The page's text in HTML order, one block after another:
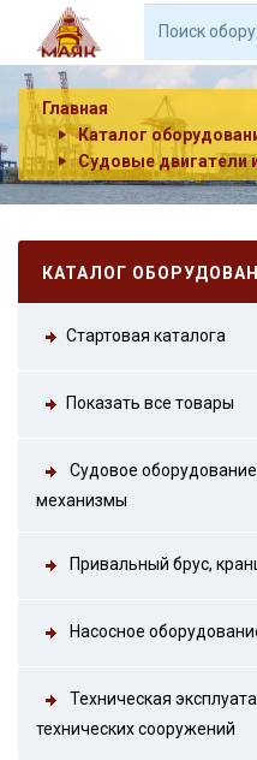
Главная
Каталог
Судовые
КАТАЛОГ
Стартовая каталога
Показать все товары
Судовое
механизмы
Привальный брус,
Насосное
Техническая
технических сооружений